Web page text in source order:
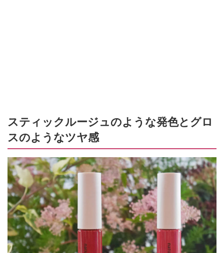
スティックルージュのような発色とグロ
スのようなツヤ感